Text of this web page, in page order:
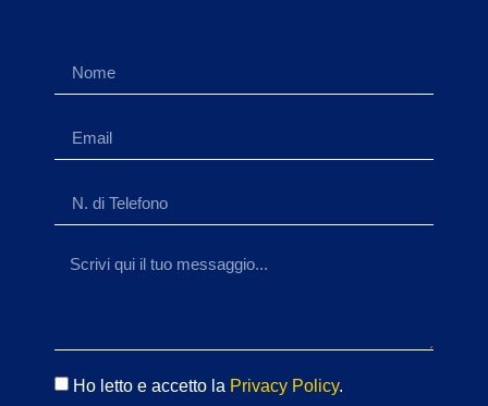
Ho letto e accetto la Privacy Policy.